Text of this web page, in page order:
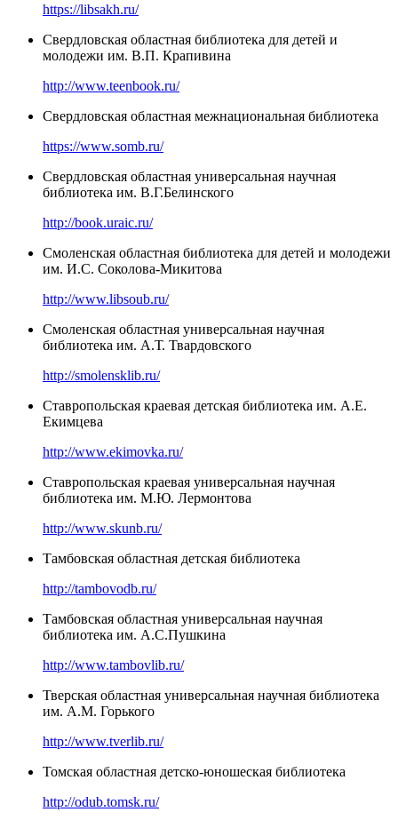
https://libsakh.ru/
Свердловская областная библиотека для детей и
молодежи им. В.П. Крапивина
http://www.teenbook.ru/
Свердловская областная межнациональная библиотека
https://www.somb.ru/
Свердловская областная универсальная научная
библиотека им. В.Г.Белинского
http://book.uraic.ru/
Смоленская областная библиотека для детей и молодежи
им. И.С. Соколова-Микитова
http://www.libsoub.ru/
Смоленская областная универсальная научная
библиотека им. А.Т. Твардовского
http://smolensklib.ru/
Ставропольская краевая детская библиотека им. А.Е.
Екимцева
http://www.ekimovka.ru/
Ставропольская краевая универсальная научная
библиотека им. М.Ю. Лермонтова
http://www.skunb.ru/
Тамбовская областная детская библиотека
http://tambovodb.ru/
Тамбовская областная универсальная научная
библиотека им. А.С.Пушкина
http://www.tambovlib.ru/
Тверская областная универсальная научная библиотека
им. А.М. Горького
http://www.tverlib.ru/
Томская областная детско-юношеская библиотека
http://odub.tomsk.ru/